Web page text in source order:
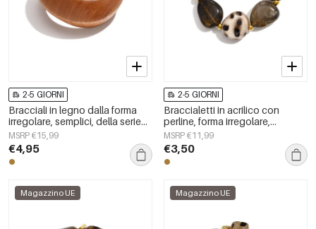
2-5 GIORNI
Bracciali in legno dalla forma
irregolare, semplici, della serie
Simple, per tutti i giorni, gioielli
da donna.
MSRP €15,99
€4,95
2-5 GIORNI
Braccialetti in acrilico con
perline, forma irregolare,
semplici, per tutti i giorni, serie
Simple, gioielli da donna
MSRP €11,99
€3,50
Magazzino UE Magazzino UE